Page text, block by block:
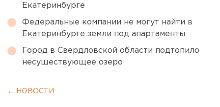
Екатеринбурге
Федеральные компании не могут найти в
Екатеринбурге земли под апартаменты
Город в Свердловской области подтопило
несуществующее озеро
← НОВОСТИ